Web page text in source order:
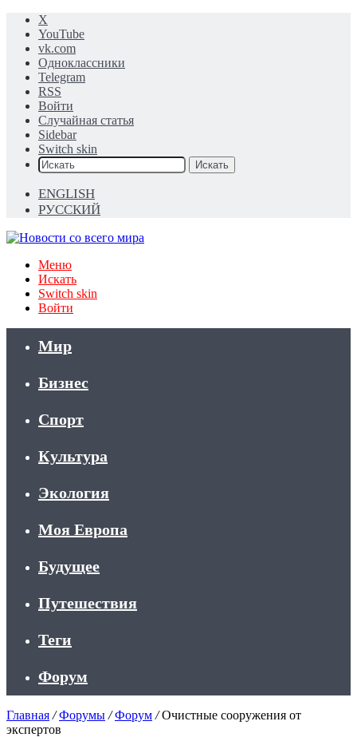
X
YouTube
vk.com
Одноклассники
Telegram
RSS
Войти
Случайная статья
Sidebar
Switch skin
Искать
ENGLISH
РУССКИЙ
Меню
Искать
Switch skin
Войти
Мир
Бизнес
Спорт
Культура
Экология
Моя Европа
Будущее
Путешествия
Теги
Форум
Главная / Форумы / Форум / Очистные сооружения от
экспертов